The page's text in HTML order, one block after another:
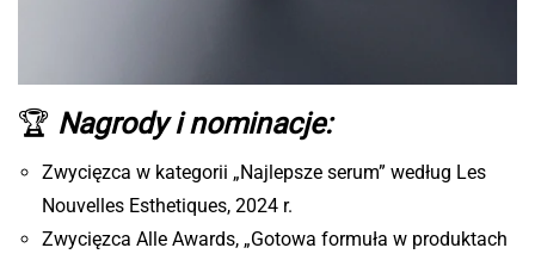
🏆 Nagrody i nominacje:
Zwycięzca w kategorii „Najlepsze serum” według Les
Nouvelles Esthetiques, 2024 r.
Zwycięzca Alle Awards, „Gotowa formuła w produktach